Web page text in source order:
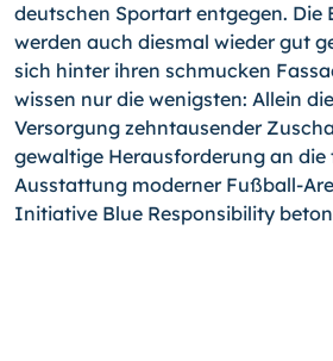
deutschen Sportart entgegen. Die
werden auch diesmal wieder gut
sich hinter ihren schmucken
wissen nur die wenigsten: Allein
Versorgung zehntausender
gewaltige Herausforderung an die
Ausstattung moderner Fußball-
Initiative Blue Responsibility